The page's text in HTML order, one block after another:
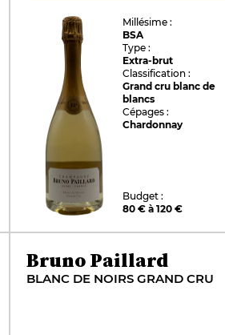
Millésime :
BSA
Type :
Extra-brut
Classification :
Grand cru blanc de
blancs
Cépages :
Chardonnay
Budget :
80 € à 120 €
Bruno Paillard
BLANC DE NOIRS GRAND CRU